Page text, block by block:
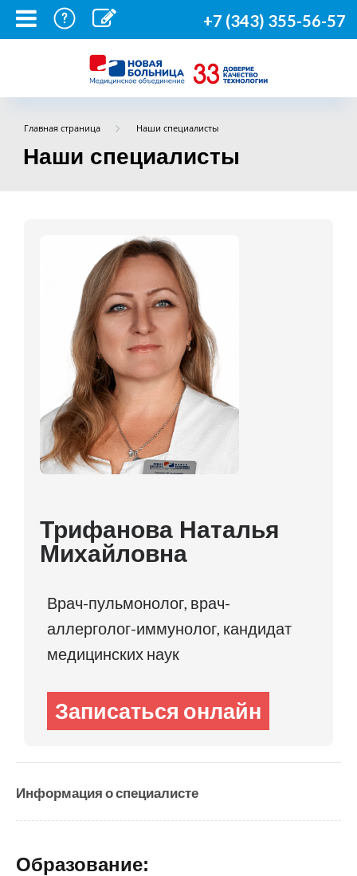
+7 (343) 355-56-57
Главная страница Наши специалисты
Наши специалисты
Трифанова Наталья
Михайловна
Врач-пульмонолог, врач-
аллерголог-иммунолог, кандидат
медицинских наук
Записаться онлайн
Информация о специалисте
Образование: